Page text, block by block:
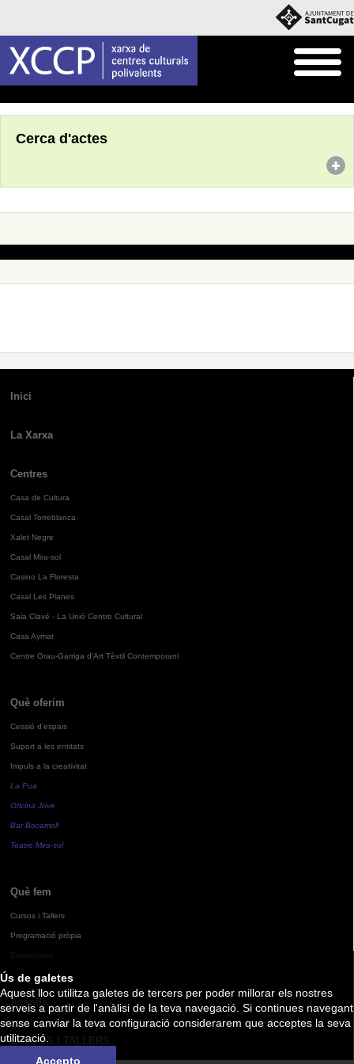
Ús de galetes
Aquest lloc utilitza galetes de tercers per poder millorar els nostres
serveis a partir de l'anàlisi de la teva navegació. Si continues navegant
sense canviar la teva configuració considerarem que acceptes la seva
utilització.
Accepto
Cerca d'actes
Inici
La Xarxa
Centres
Casa de Cultura
Casal Torreblanca
Xalet Negre
Casal Mira-sol
Casino La Floresta
Casal Les Planes
Sala Clavé - La Unió Centre Cultural
Casa Aymat
Centre Grau-Garriga d'Art Tèxtil Contemporani
Què oferim
Cessió d'espais
Suport a les entitats
Impuls a la creativitat
La Pua
Oficina Jove
Bar Bocamoll
Teatre Mira-sol
Què fem
Cursos i Tallers
Programació pròpia
Agenda
CURSOS I TALLERS